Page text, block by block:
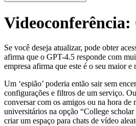
Se você deseja atualizar, pode obter
afirma que o GPT-4.5 responde com
empresa afirma que este é o seu maior
Um ‘espião’ poderia então sair sem
configurações e filtros de um serviço.
conversar com os amigos ou na hora de
universitários na opção “College
criar um espaço para chats de vídeo